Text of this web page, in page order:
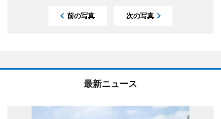
前の写真 次の写真
最新ニュース